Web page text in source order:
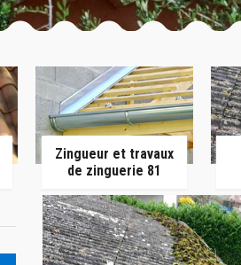
Zingueur et travaux
de zinguerie 81